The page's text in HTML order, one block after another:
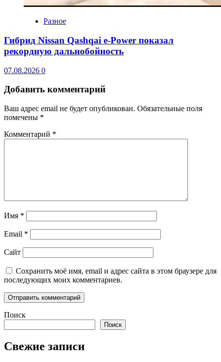
Разное
Гибрид Nissan Qashqai e-Power показал
рекордную дальнобойность
07.08.2026 0
Добавить комментарий
Ваш адрес email не будет опубликован. Обязательные поля
помечены *
Комментарий *
Имя *
Email *
Сайт
Сохранить моё имя, email и адрес сайта в этом браузере для
последующих моих комментариев.
Поиск
Поиск
Свежие записи